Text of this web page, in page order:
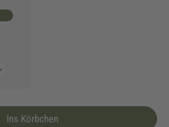
Ins Körbchen